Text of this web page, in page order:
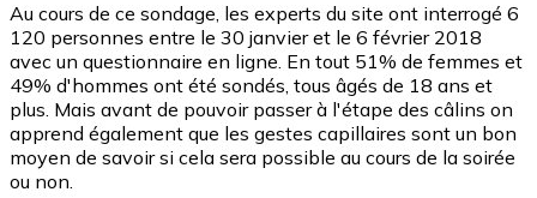
Au cours de ce sondage, les experts du site ont interrogé 6
120 personnes entre le 30 janvier et le 6 février 2018
avec un questionnaire en ligne. En tout 51% de femmes et
49% d'hommes ont été sondés, tous âgés de 18 ans et
plus. Mais avant de pouvoir passer à l'étape des câlins on
apprend également que les gestes capillaires sont un bon
moyen de savoir si cela sera possible au cours de la soirée
ou non.